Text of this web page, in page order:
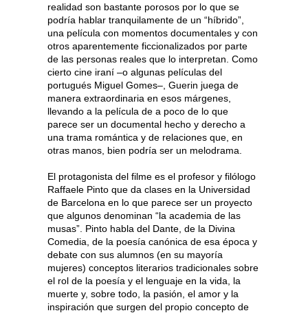
realidad son bastante porosos por lo que se
podría hablar tranquilamente de un “híbrido”,
una película con momentos documentales y con
otros aparentemente ficcionalizados por parte
de las personas reales que lo interpretan. Como
cierto cine iraní –o algunas películas del
portugués Miguel Gomes–, Guerin juega de
manera extraordinaria en esos márgenes,
llevando a la película de a poco de lo que
parece ser un documental hecho y derecho a
una trama romántica y de relaciones que, en
otras manos, bien podría ser un melodrama.
El protagonista del filme es el profesor y filólogo
Raffaele Pinto que da clases en la Universidad
de Barcelona en lo que parece ser un proyecto
que algunos denominan “la academia de las
musas”. Pinto habla del Dante, de la Divina
Comedia, de la poesía canónica de esa época y
debate con sus alumnos (en su mayoría
mujeres) conceptos literarios tradicionales sobre
el rol de la poesía y el lenguaje en la vida, la
muerte y, sobre todo, la pasión, el amor y la
inspiración que surgen del propio concepto de